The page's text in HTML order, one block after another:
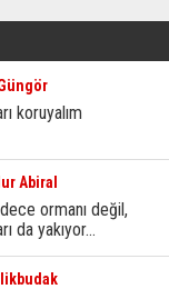
koruyalım
Abiral
ormanı değil,
da yakıyor...